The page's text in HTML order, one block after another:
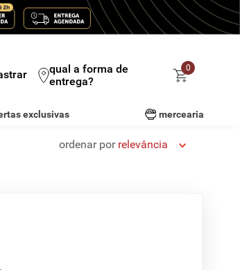
qual a forma de
entrega?
0
exclusivas mercearia
ordenar por relevância